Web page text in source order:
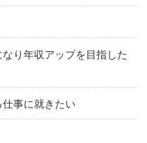
り年収アップを目指した
事に就きたい